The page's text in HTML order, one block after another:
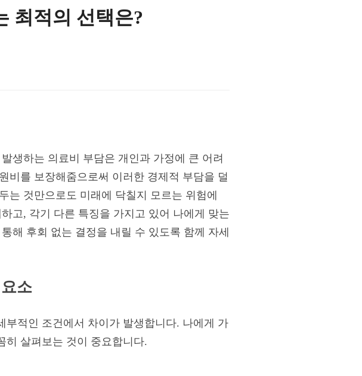
최적의 선택은?
생하는 의료비 부담은 개인과 가정에 큰 어려
비를 보장해줌으로써 이러한 경제적 부담을 덜
는 것만으로도 미래에 닥칠지 모르는 위험에
고, 각기 다른 특징을 가지고 있어 나에게 맞는
통해 후회 없는 결정을 내릴 수 있도록 함께 자세
소
적인 조건에서 차이가 발생합니다. 나에게 가
히 살펴보는 것이 중요합니다.